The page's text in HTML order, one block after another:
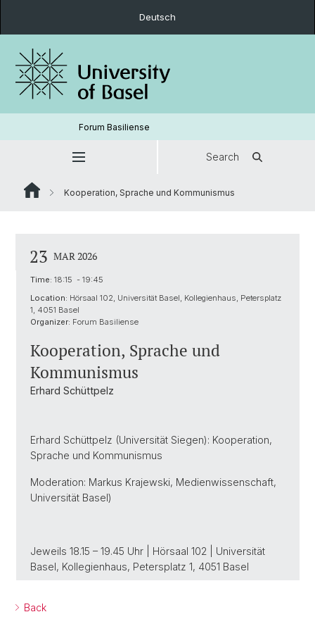
Deutsch
Forum Basiliense
Search
Kooperation, Sprache und Kommunismus
23 MAR 2026
Time: 18:15 - 19:45
Location: Hörsaal 102, Universität Basel, Kollegienhaus, Petersplatz
1, 4051 Basel
Organizer: Forum Basiliense
Kooperation, Sprache und
Kommunismus
Erhard Schüttpelz
Erhard Schüttpelz (Universität Siegen): Kooperation,
Sprache und Kommunismus
Moderation: Markus Krajewski, Medienwissenschaft,
Universität Basel)
Jeweils 18.15 – 19.45 Uhr | Hörsaal 102 | Universität
Basel, Kollegienhaus, Petersplatz 1, 4051 Basel
Back